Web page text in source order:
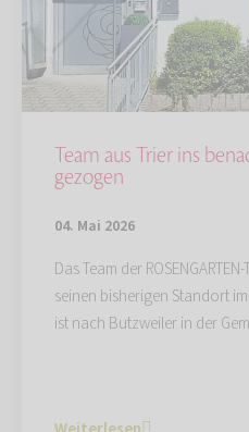
Team aus Trier ins
gezogen
04. Mai 2026
Das Team der
seinen bisherigen Standort
ist nach Butzweiler in der